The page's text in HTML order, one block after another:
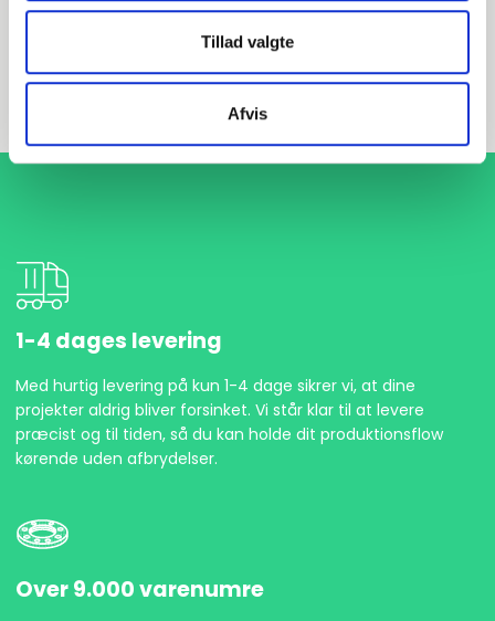
Tillad valgte
Afvis
P250GH 1.0460
stk. tilgængelig
1-4 dages levering
Med hurtig levering på kun 1-4 dage sikrer vi, at dine
projekter aldrig bliver forsinket. Vi står klar til at levere
præcist og til tiden, så du kan holde dit produktionsflow
kørende uden afbrydelser.
Over 9.000 varenumre